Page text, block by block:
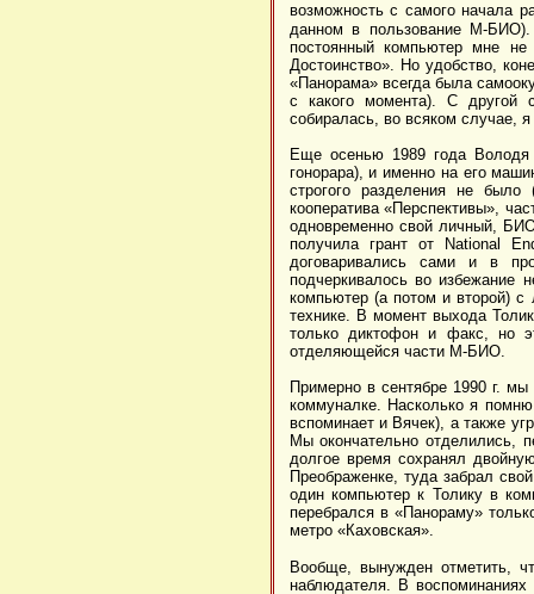
возможность с самого начала
данном в пользование М-
постоянный компьютер мне
Достоинство». Но удобство,
«Панорама» всегда была
с какого момента). С другой
собиралась, во всяком случае,
Еще осенью 1989 года Володя
гонорара), и именно на его
строгого разделения не
кооператива «Перспективы»,
одновременно свой личный,
получила грант от National
договаривались сами и в
подчеркивалось во избежание
компьютер (а потом и второй)
технике. В момент выхода
только диктофон и факс, но
отделяющейся части М-БИО.
Примерно в сентябре 1990 г.
коммуналке. Насколько я
вспоминает и Вячек), а также
Мы окончательно отделились,
долгое время сохранял
Преображенке, туда забрал
один компьютер к Толику в
перебрался в «Панораму»
метро «Каховская».
Вообще, вынужден отметить,
наблюдателя. В